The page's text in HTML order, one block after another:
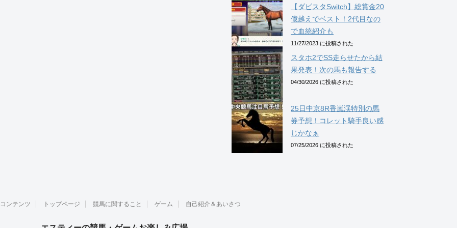
【ダビスタSwitch】総賞金20
億越えでベスト！2代目なの
で血統紹介も
11/27/2023 に投稿された
スタホ2でSS走らせたから結
果発表！次の馬も報告する
04/30/2026 に投稿された
25日中京8R香嵐渓特別の馬
券予想！コレット騎手良い感
じかなぁ
07/25/2026 に投稿された
ンテンツ トップページ 競馬に関すること ゲーム 自己紹介＆あいさつ